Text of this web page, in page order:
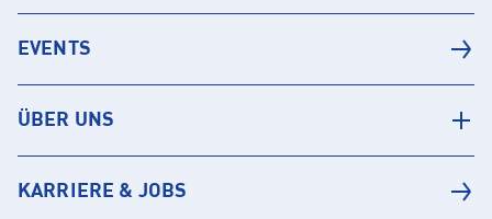
EVENTS
ÜBER UNS
KARRIERE & JOBS